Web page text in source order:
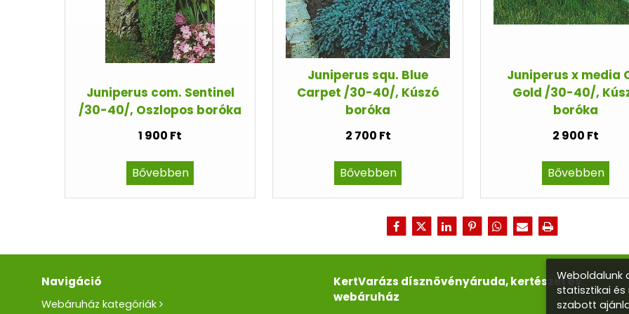
Juniperus com. Sentinel
/30-40/, Oszlopos boróka
1 900 Ft
Bővebben
Juniperus squ. Blue
Carpet /30-40/, Kúszó
boróka
2 700 Ft
Bővebben
Juniperus x media
Gold /30-40/,
boróka
2 900 Ft
Bővebben
Navigáció
Webáruház kategóriák
KertVarázs dísznövényáruda, kertészet és
webáruház
Weboldalunk
statisztikai
szabott